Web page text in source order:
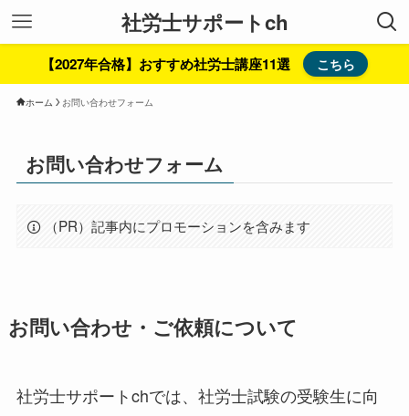
社労士サポートch
【2027年合格】おすすめ社労士講座11選 こちら
ホーム お問い合わせフォーム
お問い合わせフォーム
（PR）記事内にプロモーションを含みます
お問い合わせ・ご依頼について
社労士サポートchでは、社労士試験の受験生に向